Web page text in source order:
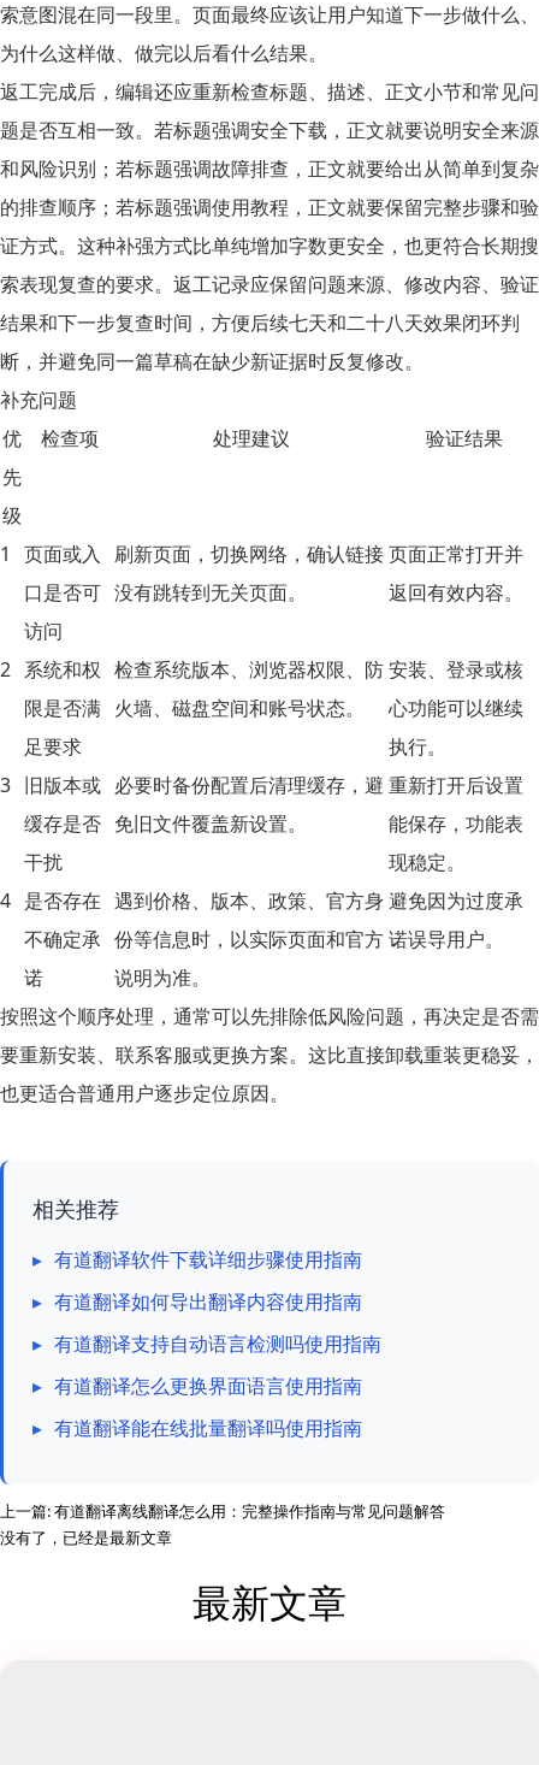
索意图混在同一段里。页面最终应该让用户知道下一步做什么、
为什么这样做、做完以后看什么结果。
返工完成后，编辑还应重新检查标题、描述、正文小节和常见问
题是否互相一致。若标题强调安全下载，正文就要说明安全来源
和风险识别；若标题强调故障排查，正文就要给出从简单到复杂
的排查顺序；若标题强调使用教程，正文就要保留完整步骤和验
证方式。这种补强方式比单纯增加字数更安全，也更符合长期搜
索表现复查的要求。返工记录应保留问题来源、修改内容、验证
结果和下一步复查时间，方便后续七天和二十八天效果闭环判
断，并避免同一篇草稿在缺少新证据时反复修改。
补充问题
优
先
级
检查项 处理建议 验证结果
1
页面或入
口是否可
访问
刷新页面，切换网络，确认链接
没有跳转到无关页面。
页面正常打开并
返回有效内容。
2 系统和权
限是否满
足要求
检查系统版本、浏览器权限、防
火墙、磁盘空间和账号状态。
安装、登录或核
心功能可以继续
执行。
3 旧版本或
缓存是否
干扰
必要时备份配置后清理缓存，避
免旧文件覆盖新设置。
重新打开后设置
能保存，功能表
现稳定。
4 是否存在
不确定承
诺
遇到价格、版本、政策、官方身
份等信息时，以实际页面和官方
说明为准。
避免因为过度承
诺误导用户。
按照这个顺序处理，通常可以先排除低风险问题，再决定是否需
要重新安装、联系客服或更换方案。这比直接卸载重装更稳妥，
也更适合普通用户逐步定位原因。
相关推荐
▸ 有道翻译软件下载详细步骤使用指南
▸ 有道翻译如何导出翻译内容使用指南
▸ 有道翻译支持自动语言检测吗使用指南
▸ 有道翻译怎么更换界面语言使用指南
▸ 有道翻译能在线批量翻译吗使用指南
上一篇:有道翻译离线翻译怎么用：完整操作指南与常见问题解答
没有了，已经是最新文章
最新文章